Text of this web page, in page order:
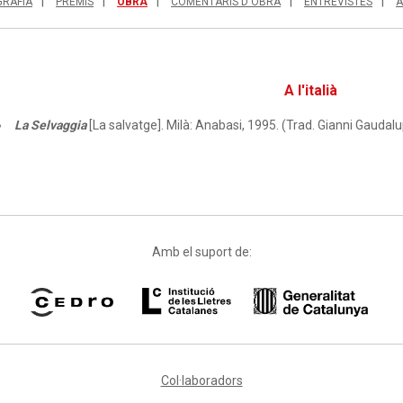
A l'italià
La Selvaggia[La salvatge]. Milà: Anabasi, 1995. (Trad. Gianni
Amb el suport de:
Col·laboradors